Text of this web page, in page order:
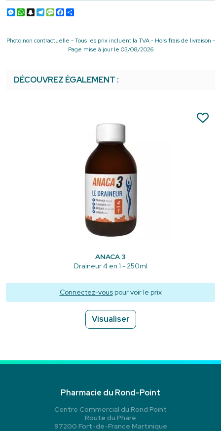
Messenger
WhatsApp
Snapchat
Telegram
Message
Facebook
Photo non contractuelle - Tous les prix incluent la TVA - Hors frais de livraison -
Page mise à jour le 03/08/2026
DÉCOUVREZ ÉGALEMENT :
ANACA 3
Draineur 4 en 1 - 250ml
Connectez-vouspour voir le prix
Visualiser
Pharmacie du Rond-Point
Centre Commercial du Rond Point
Route du Phare
97200 Fort-de-France Martinique